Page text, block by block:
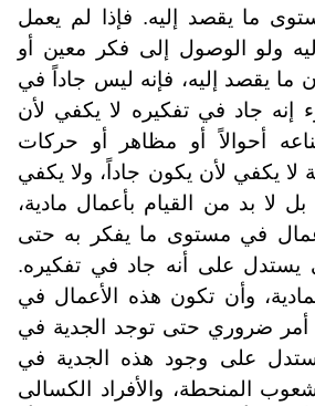
ما يقصد إليه. فإذا لم يعمل
ولو الوصول إلى فكر معين أو
ما يقصد إليه، فإنه ليس جاداً في
إنه جاد في تفكيره لا يكفي لأن
أحوالاً أو مظاهر أو حركات
لا يكفي لأن يكون جاداً، ولا يكفي
بل لا بد من القيام بأعمال مادية،
في مستوى ما يفكر به حتى
يستدل على أنه جاد في تفكيره.
وأن تكون هذه الأعمال في
ضروري حتى توجد الجدية في
على وجود هذه الجدية في
المنحطة، والأفراد الكسالى